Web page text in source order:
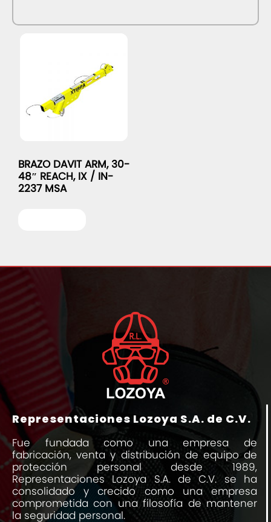
BRAZO DAVIT ARM, 30-
48″ REACH, IX / IN-
2237 MSA
Representaciones Lozoya S.A. de C.V.
Fue fundada como una empresa de
fabricación, venta y distribución de equipo de
protección personal desde 1989,
Representaciones Lozoya S.A. de C.V. se ha
consolidado y crecido como una empresa
comprometida con una filosofía de mantener
la seguridad personal.